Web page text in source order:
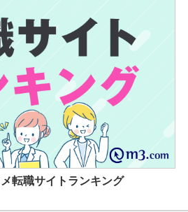
転職サイトランキング